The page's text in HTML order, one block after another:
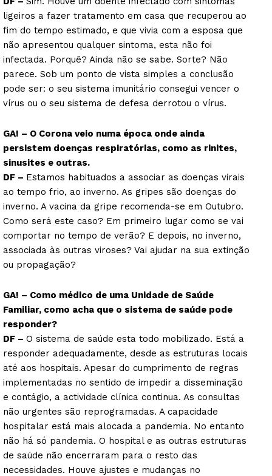
ligeiros a fazer tratamento em casa que recuperou ao
fim do tempo estimado, e que vivia com a esposa que
não apresentou qualquer sintoma, esta não foi
infectada. Porquê? Ainda não se sabe. Sorte? Não
parece. Sob um ponto de vista simples a conclusão
pode ser: o seu sistema imunitário consegui vencer o
vírus ou o seu sistema de defesa derrotou o vírus.
GA! – O Corona veio numa época onde ainda
persistem doenças respiratórias, como as rinites,
sinusites e outras.
DF – Estamos habituados a associar as doenças virais
ao tempo frio, ao inverno. As gripes são doenças do
inverno. A vacina da gripe recomenda-se em Outubro.
Como será este caso? Em primeiro lugar como se vai
comportar no tempo de verão? E depois, no inverno,
associada às outras viroses? Vai ajudar na sua extinção
ou propagação?
GA! – Como médico de uma Unidade de Saúde
Familiar, como acha que o sistema de saúde pode
responder?
DF – O sistema de saúde esta todo mobilizado. Está a
responder adequadamente, desde as estruturas locais
até aos hospitais. Apesar do cumprimento de regras
implementadas no sentido de impedir a disseminação
e contágio, a actividade clínica continua. As consultas
não urgentes são reprogramadas. A capacidade
hospitalar está mais alocada a pandemia. No entanto
não há só pandemia. O hospital e as outras estruturas
de saúde não encerraram para o resto das
necessidades. Houve ajustes e mudanças no